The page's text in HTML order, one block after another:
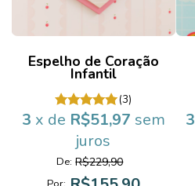
Espelho de Coração
Infantil
(3)
3 x de R$51,97 sem
juros
De: R$229,90
3